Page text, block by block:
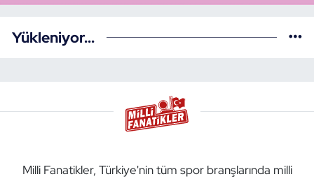
Yükleniyor...
Milli Fanatikler, Türkiye'nin tüm spor branşlarında milli